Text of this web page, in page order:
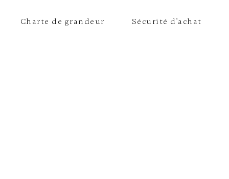
Charte de grandeur Sécurité d'achat